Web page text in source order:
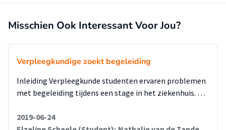
Misschien Ook Interessant Voor Jou?
Verpleegkundige zoekt begeleiding
Inleiding Verpleegkunde studenten ervaren problemen
met begeleiding tijdens een stage in het ziekenhuis. …
2019-06-24